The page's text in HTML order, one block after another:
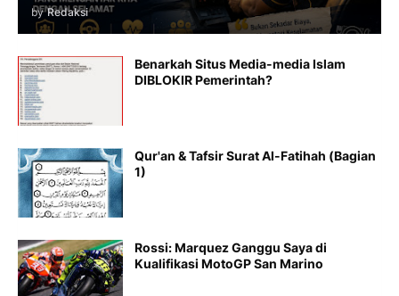
by Redaksi
Benarkah Situs Media-media Islam
DIBLOKIR Pemerintah?
Qur'an & Tafsir Surat Al-Fatihah (Bagian
1)
Rossi: Marquez Ganggu Saya di
Kualifikasi MotoGP San Marino